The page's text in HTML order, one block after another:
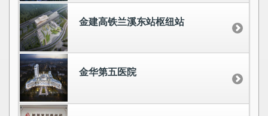
金建高铁兰溪东站枢纽站
金华第五医院